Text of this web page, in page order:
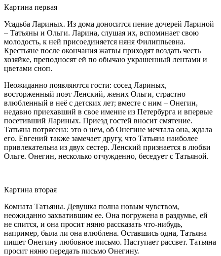
Картина первая
Усадьба Лариных. Из дома доносится пение дочерей Лариной
– Татьяны и Ольги. Ларина, слушая их, вспоминает свою
молодость, к ней присоединяется няня Филиппьевна.
Крестьяне после окончания жатвы приходят воздать честь
хозяйке, преподносят ей по обычаю украшенный лентами и
цветами сноп.
Неожиданно появляются гости: сосед Лариных,
восторженный поэт Ленский, жених Ольги, страстно
влюбленный в неё с детских лет; вместе с ним – Онегин,
недавно приехавший в свое имение из Петербурга и впервые
посетивший Лариных. Приезд гостей вносит смятение.
Татьяна потрясена: это о нем, об Онегине мечтала она, ждала
его. Евгений также замечает другу, что Татьяна наиболее
привлекательна из двух сестер. Ленский признается в любви
Ольге. Онегин, несколько отчужденно, беседует с Татьяной.
Картина вторая
Комната Татьяны. Девушка полна новым чувством,
неожиданно захватившим ее. Она погружена в раздумье, ей
не спится, и она просит няню рассказать что-нибудь,
например, была ли она влюблена. Оставшись одна, Татьяна
пишет Онегину любовное письмо. Наступает рассвет. Татьяна
просит няню передать письмо Онегину.